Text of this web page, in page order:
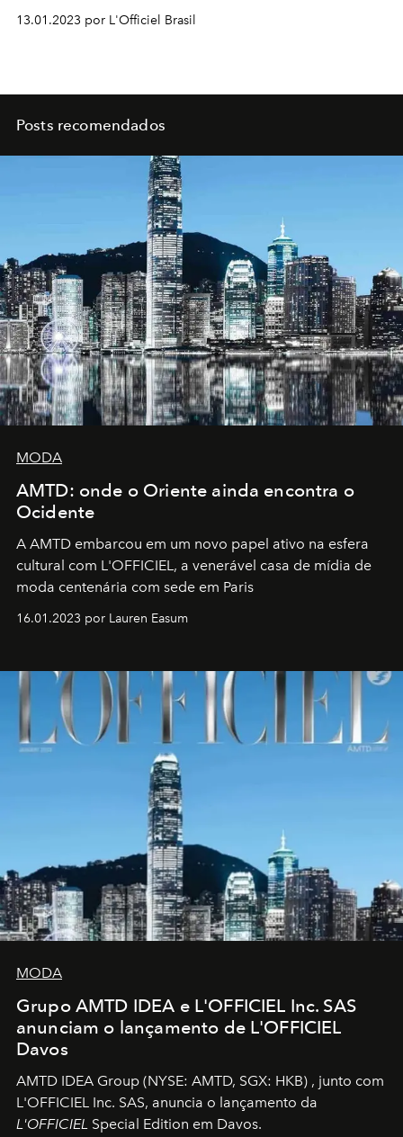
13.01.2023 por L'Officiel Brasil
Posts recomendados
MODA
AMTD: onde o Oriente ainda encontra o
Ocidente
A AMTD embarcou em um novo papel ativo na esfera
cultural com L'OFFICIEL, a venerável casa de mídia de
moda centenária com sede em Paris
16.01.2023 por Lauren Easum
MODA
Grupo AMTD IDEA e L'OFFICIEL Inc. SAS
anunciam o lançamento de L'OFFICIEL
Davos
AMTD IDEA Group (NYSE: AMTD, SGX: HKB) , junto com
L'OFFICIEL Inc. SAS, anuncia o lançamento da
L'OFFICIEL Special Edition em Davos.